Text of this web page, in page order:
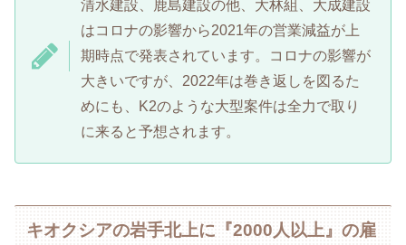
清水建設、鹿島建設の他、大林組、大成建設
はコロナの影響から2021年の営業減益が上
期時点で発表されています。コロナの影響が
大きいですが、2022年は巻き返しを図るた
めにも、K2のような大型案件は全力で取り
に来ると予想されます。
キオクシアの岩手北上に『2000人以上』の雇